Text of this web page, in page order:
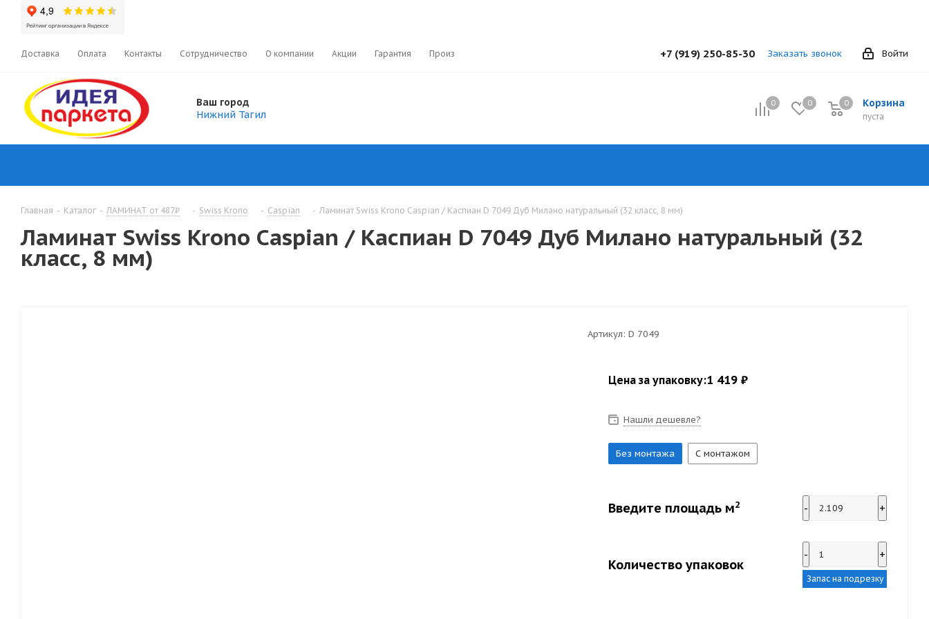
Доставка Оплата Контакты Сотрудничество О компании Акции Гарантия Производители Войти
+7 (919) 250-85-30 Заказать звонок
Ваш город
Нижний Тагил
0 0 Корзина
0
пуста
0
Главная - Каталог - ЛАМИНАТ от 487₽ - Swiss Krono - Caspian - Ламинат Swiss Krono Caspian / Каспиан D 7049 Дуб Милано натуральный (32 класс, 8 мм)
Ламинат Swiss Krono Caspian / Каспиан D 7049 Дуб Милано натуральный (32
класс, 8 мм)
Артикул: D 7049
Цена за упаковку:1 419 ₽
Нашли дешевле?
Без монтажа С монтажом
Введите площадь м2 - +
Количество упаковок
- +
Запас на подрезку